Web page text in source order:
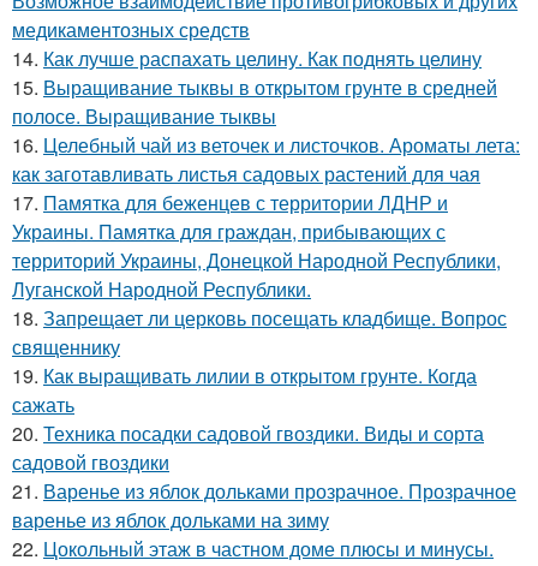
медикаментозных средств
14. Как лучше распахать целину. Как поднять целину
15. Выращивание тыквы в открытом грунте в средней
полосе. Выращивание тыквы
16. Целебный чай из веточек и листочков. Ароматы лета:
как заготавливать листья садовых растений для чая
17. Памятка для беженцев с территории ЛДНР и
Украины. Памятка для граждан, прибывающих с
территорий Украины, Донецкой Народной Республики,
Луганской Народной Республики.
18. Запрещает ли церковь посещать кладбище. Вопрос
священнику
19. Как выращивать лилии в открытом грунте. Когда
сажать
20. Техника посадки садовой гвоздики. Виды и сорта
садовой гвоздики
21. Варенье из яблок дольками прозрачное. Прозрачное
варенье из яблок дольками на зиму
22. Цокольный этаж в частном доме плюсы и минусы.